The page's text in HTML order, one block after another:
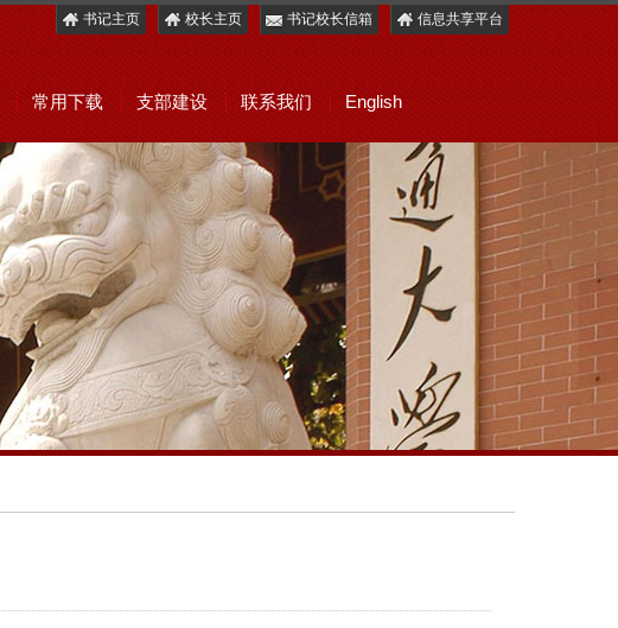
书记主页 校长主页 书记校长信箱 信息共享平台
常用下载 支部建设 联系我们 English